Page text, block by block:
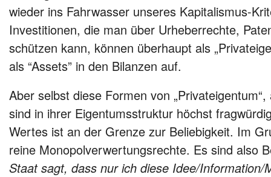
wieder ins Fahrwasser unseres Kapitalismus-
Investitionen, die man über Urheberrechte,
schützen kann, können überhaupt als
als “Assets” in den Bilanzen auf.
Aber selbst diese Formen von
sind in ihrer Eigentumsstruktur höchst
Wertes ist an der Grenze zur Beliebigkeit. Im
reine Monopolverwertungsrechte. Es sind also
Staat sagt, dass nur ich diese Idee/Information/